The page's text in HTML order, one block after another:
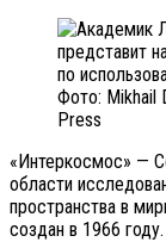
Фото: Mikhail
Press
«Интеркосмос» —
области
пространства в
создан в 1966